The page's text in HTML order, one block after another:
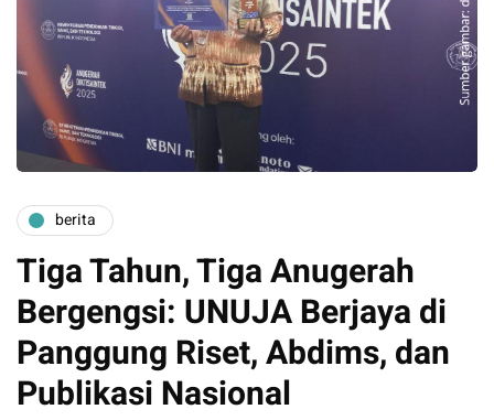
berita
Tiga Tahun, Tiga Anugerah
Bergengsi: UNUJA Berjaya di
Panggung Riset, Abdims, dan
Publikasi Nasional